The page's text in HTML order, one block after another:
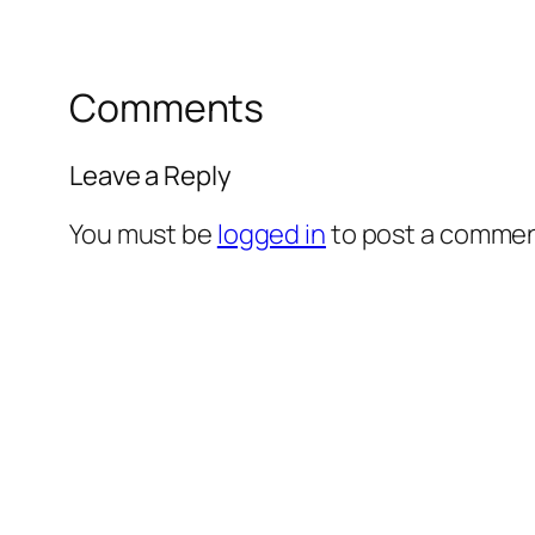
Comments
Leave a Reply
You must be logged into post a